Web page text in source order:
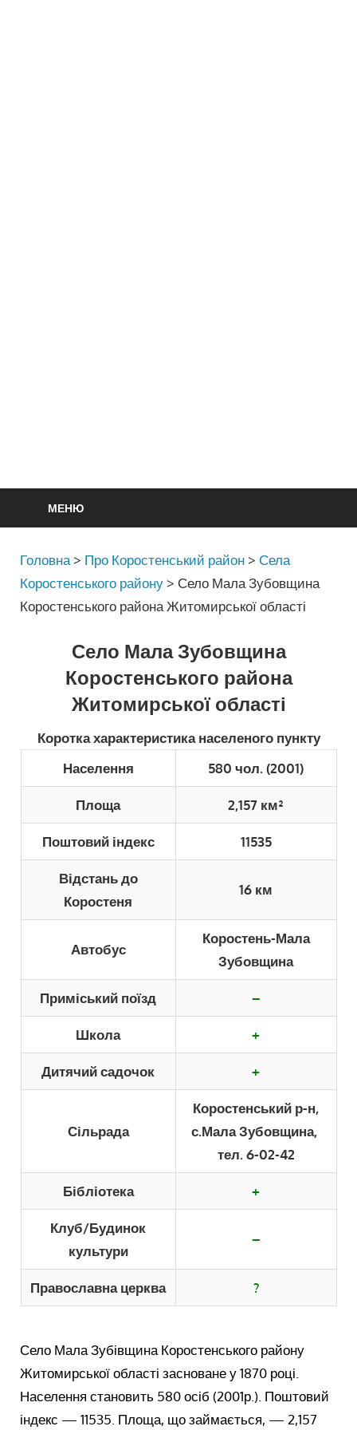
МЕНЮ
Головна > Про Коростенський район >Села
Коростенського району > Село Мала Зубовщина
Коростенського района Житомирської області
Село Мала Зубовщина
Коростенського района
Житомирської області
Коротка характеристика населеного пункту
Населення
580 чол. (2001)
Площа 2,157 км²
Поштовий індекс 11535
Відстань до
Коростеня
16 км
Автобус
Коростень-Мала
Зубовщина
Приміський поїзд –
Школа +
Дитячий садочок +
Сільрада
Коростенський р-н,
с.Мала Зубовщина,
тел. 6-02-42
Бібліотека +
Клуб/Будинок
культури
–
Православна церква ?
Село Мала Зубівщина Коростенського району
Житомирської області засноване у 1870 році.
Населення становить 580 осіб (2001р.). Поштовий
індекс — 11535. Площа, що займається, — 2,157